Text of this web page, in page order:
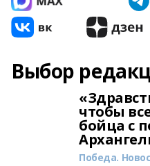
Выбор
чтобы
бойца с
Победа.